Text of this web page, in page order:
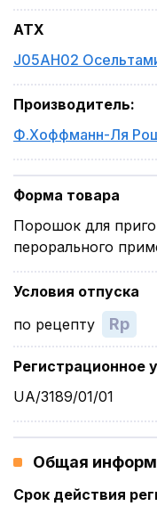
ATX
J05AH02
Производитель:
Ф.Хоффманн-Ля
Форма товара
Порошок для
перорального
Условия отпуска
по рецепту
Rp
Регистрационное
UA/3189/01/01
Общая
Срок действия